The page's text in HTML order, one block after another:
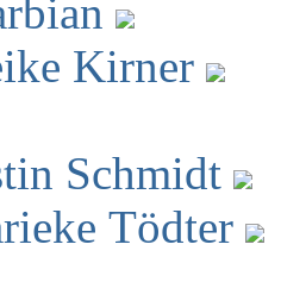
Kirner
Schmidt
Tödter